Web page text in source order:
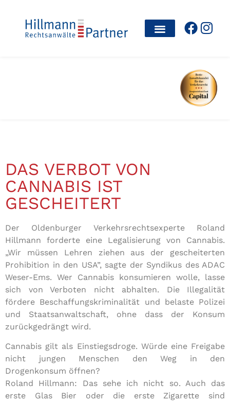
DAS VERBOT VON
CANNABIS IST
GESCHEITERT
Der Oldenburger Verkehrsrechtsexperte Roland
Hillmann forderte eine Legalisierung von Cannabis.
„Wir müssen Lehren ziehen aus der gescheiterten
Prohibition in den USA”, sagte der Syndikus des ADAC
Weser-Ems. Wer Cannabis konsumieren wolle, lasse
sich von Verboten nicht abhalten. Die Illegalität
fördere Beschaffungskriminalität und belaste Polizei
und Staatsanwaltschaft, ohne dass der Konsum
zurückgedrängt wird.
Cannabis gilt als Einstiegsdroge. Würde eine Freigabe
nicht jungen Menschen den Weg in den
Drogenkonsum öffnen?
Roland Hillmann: Das sehe ich nicht so. Auch das
erste Glas Bier oder die erste Zigarette sind